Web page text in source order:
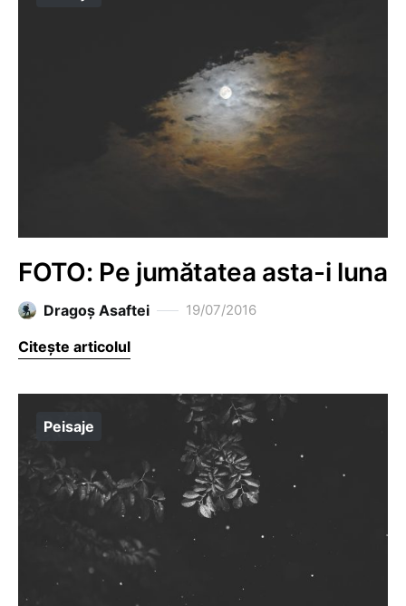
FOTO: Pe jumătatea asta-i luna
Dragoş Asaftei 19/07/2016
Citește articolul
Peisaje